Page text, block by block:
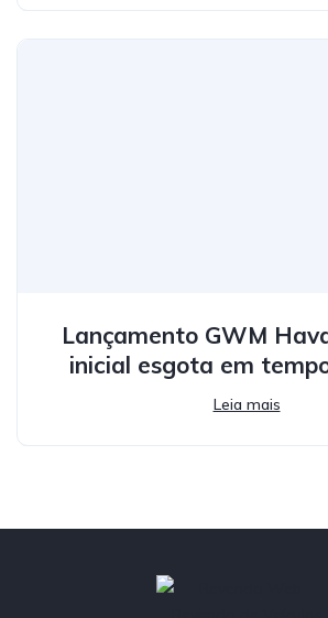
Lançamento GWM
inicial esgota em
Leia mais